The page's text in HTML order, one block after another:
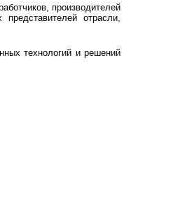
производителей
отрасли,
технологий и решений